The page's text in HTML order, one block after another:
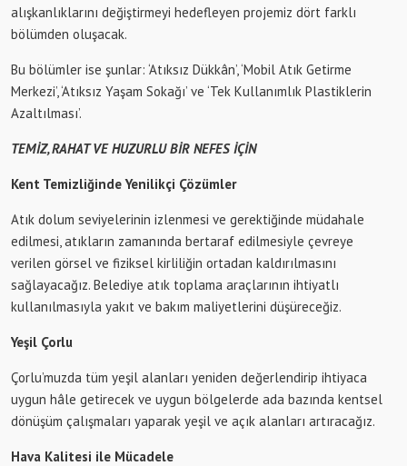
alışkanlıklarını değiştirmeyi hedefleyen projemiz dört farklı
bölümden oluşacak.
Bu bölümler ise şunlar: ‘Atıksız Dükkân’, ‘Mobil Atık Getirme
Merkezi’, ‘Atıksız Yaşam Sokağı’ ve ‘Tek Kullanımlık Plastiklerin
Azaltılması’.
TEMİZ, RAHAT VE HUZURLU BİR NEFES İÇİN
Kent Temizliğinde Yenilikçi Çözümler
Atık dolum seviyelerinin izlenmesi ve gerektiğinde müdahale
edilmesi, atıkların zamanında bertaraf edilmesiyle çevreye
verilen görsel ve fiziksel kirliliğin ortadan kaldırılmasını
sağlayacağız. Belediye atık toplama araçlarının ihtiyatlı
kullanılmasıyla yakıt ve bakım maliyetlerini düşüreceğiz.
Yeşil Çorlu
Çorlu’muzda tüm yeşil alanları yeniden değerlendirip ihtiyaca
uygun hâle getirecek ve uygun bölgelerde ada bazında kentsel
dönüşüm çalışmaları yaparak yeşil ve açık alanları artıracağız.
Hava Kalitesi ile Mücadele